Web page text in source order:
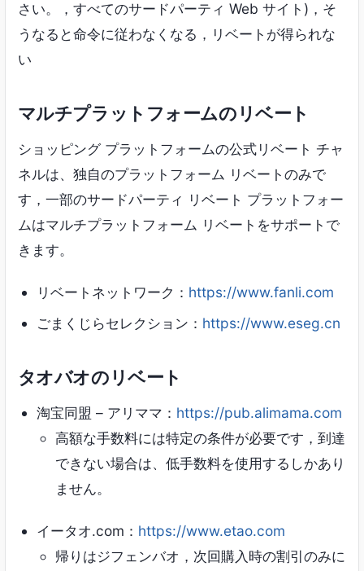
さい。，すべてのサードパーティ Web サイト)，そ
うなると命令に従わなくなる，リベートが得られな
い
マルチプラットフォームのリベート
ショッピング プラットフォームの公式リベート チャ
ネルは、独自のプラットフォーム リベートのみで
す，一部のサードパーティ リベート プラットフォー
ムはマルチプラットフォーム リベートをサポートで
きます。
リベートネットワーク： https://www.fanli.com
ごまくじらセレクション： https://www.eseg.cn
タオバオのリベート
淘宝同盟 – アリママ： https://pub.alimama.com
高額な手数料には特定の条件が必要です，到達
できない場合は、低手数料を使用するしかあり
ません。
イータオ.com： https://www.etao.com
帰りはジフェンバオ，次回購入時の割引のみに